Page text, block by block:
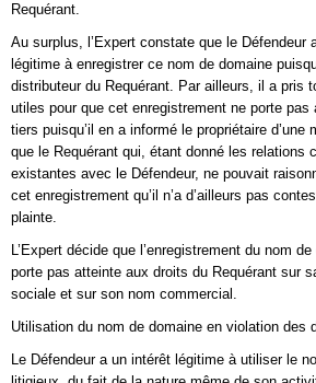
Requérant.
Au surplus, l’Expert constate que le Défendeur
légitime à enregistrer ce nom de domaine
distributeur du Requérant. Par ailleurs, il a pris
utiles pour que cet enregistrement ne porte pas
tiers puisqu’il en a informé le propriétaire d’une
que le Requérant qui, étant donné les relations
existantes avec le Défendeur, ne pouvait
cet enregistrement qu’il n’a d’ailleurs pas
plainte.
L’Expert décide que l’enregistrement du nom
porte pas atteinte aux droits du Requérant sur
sociale et sur son nom commercial.
Utilisation du nom de domaine en violation des
Le Défendeur a un intérêt légitime à utiliser le